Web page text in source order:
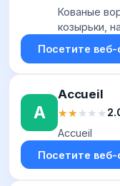
Кованые
козырьки,
вида и
Посетите веб-
A
Accueil
★★★★★
★★★★★
Accueil
Посетите веб-